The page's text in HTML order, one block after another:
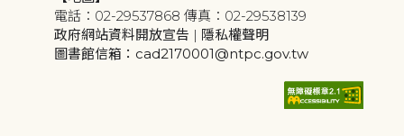
電話：02-29537868 傳真：02-29538139
政府網站資料開放宣告 | 隱私權聲明
圖書館信箱：cad2170001@ntpc.gov.tw